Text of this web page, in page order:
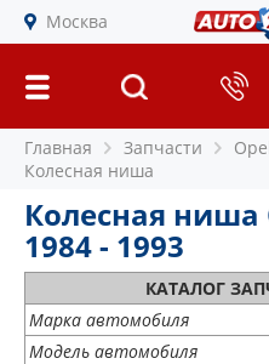
Москва
Главная Запчасти
Колесная ниша
Колесная ниша
1984 - 1993
КАТАЛОГ
Марка автомобиля
Модель автомобиля